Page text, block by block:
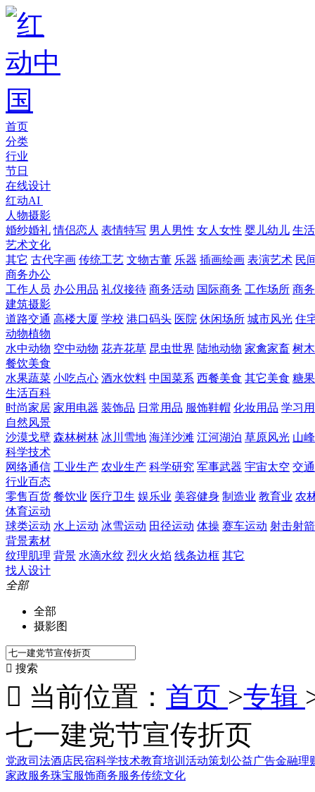
首页
分类
行业
节日
在线设计
红动AI
人物摄影
婚纱婚礼 情侣恋人 表情特写 男人男性 女人女性 婴儿幼儿 生
艺术文化
其它 古代字画 传统工艺 文物古董 乐器 插画绘画 表演艺术 民
商务办公
工作人员 办公用品 礼仪接待 商务活动 国际商务 工作场所 商
建筑摄影
道路交通 高楼大厦 学校 港口码头 医院 休闲场所 城市风光 住
动物植物
水中动物 空中动物 花卉花草 昆虫世界 陆地动物 家禽家畜 树
餐饮美食
水果蔬菜 小吃点心 酒水饮料 中国菜系 西餐美食 其它美食 糖
生活百科
时尚家居 家用电器 装饰品 日常用品 服饰鞋帽 化妆用品 学习
自然风景
沙漠戈壁 森林树林 冰川雪地 海洋沙滩 江河湖泊 草原风光 山
科学技术
网络通信 工业生产 农业生产 科学研究 军事武器 宇宙太空 交
行业百态
零售百货 餐饮业 医疗卫生 娱乐业 美容健身 制造业 教育业 农
体育运动
球类运动 水上运动 冰雪运动 田径运动 体操 赛车运动 射击射箭
背景素材
纹理肌理 背景 水滴水纹 烈火火焰 线条边框 其它
找人设计
全部
全部
摄影图
 搜索
 当前位置： 首页 >专辑
七一建党节宣传折页
党政司法酒店民宿科学技术教育培训 活动策划 公益广告金融理
家政服务珠宝服饰商务服务传统文化